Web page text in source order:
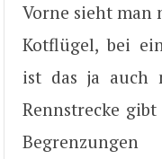
Vorne sieht man
Kotflügel, bei
ist das ja auch
Rennstrecke